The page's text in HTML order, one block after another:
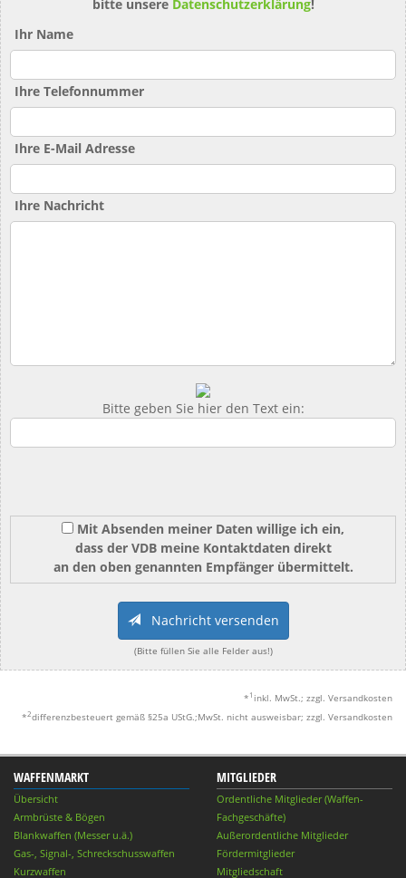
bitte unsere Datenschutzerklärung!
Ihr Name
Ihre Telefonnummer
Ihre E-Mail Adresse
Ihre Nachricht
Bitte geben Sie hier den Text ein:
Mit Absenden meiner Daten willige ich ein,
dass der VDB meine Kontaktdaten direkt
an den oben genannten Empfänger übermittelt.
Nachricht versenden
(Bitte füllen Sie alle Felder aus!)
* 1 inkl. MwSt.; zzgl. Versandkosten
*2differenzbesteuert gemäß §25a UStG.;MwSt. nicht ausweisbar; zzgl. Versandkosten
WAFFENMARKT
Übersicht
Armbrüste & Bögen
Blankwaffen (Messer u.ä.)
Gas-, Signal-, Schreckschusswaffen
Kurzwaffen
MITGLIEDER
Ordentliche Mitglieder (Waffen-
Fachgeschäfte)
Außerordentliche Mitglieder
Fördermitglieder
Mitgliedschaft